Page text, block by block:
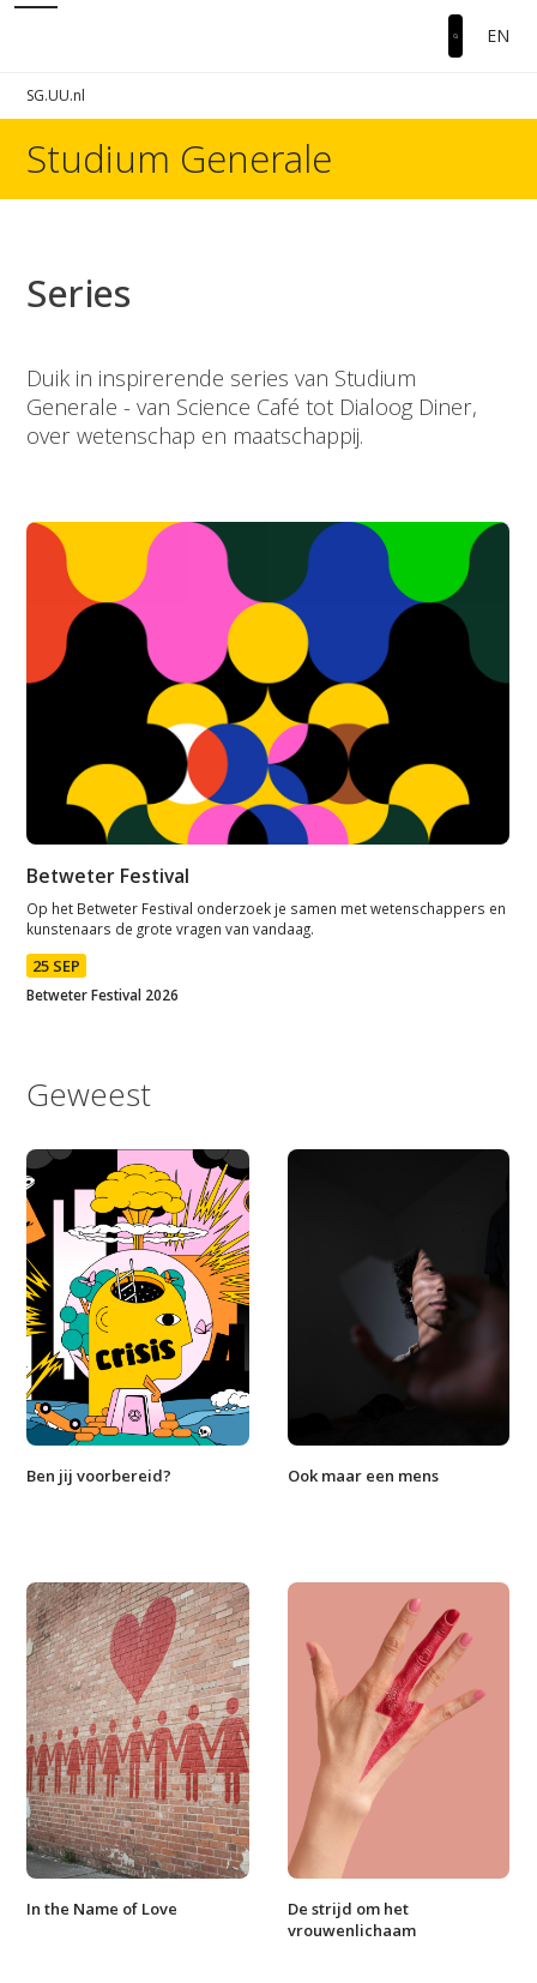
Studium Generale
Home
Agenda
Video
Podcast
Artikelen
Contact
EN
SG.UU.nl
Studium Generale
Series
Duik in inspirerende series van Studium
Generale - van Science Café tot Dialoog Diner,
over wetenschap en maatschappij.
Betweter Festival
Op het Betweter Festival onderzoek je samen met wetenschappers en
kunstenaars de grote vragen van vandaag.
25 SEP
Betweter Festival 2026
Geweest
Ben jij voorbereid? Ook maar een mens
In the Name of Love
De strijd om het
vrouwenlichaam